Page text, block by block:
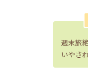
週末旅
いやさ